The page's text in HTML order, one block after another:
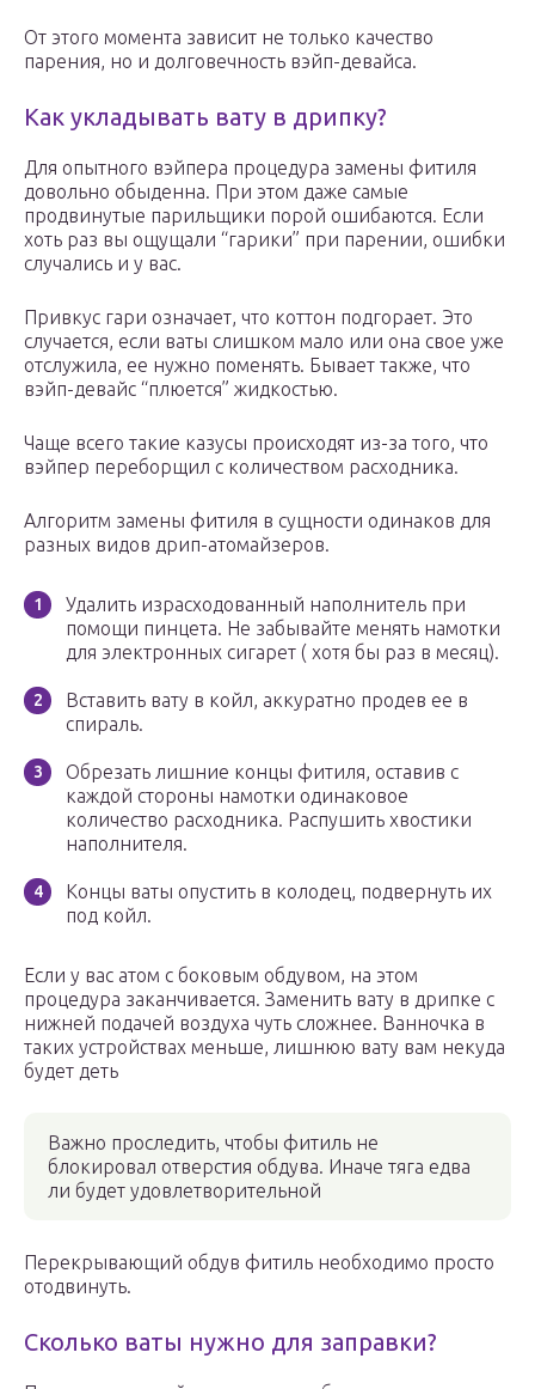
От этого момента зависит не только качество
парения, но и долговечность вэйп-девайса.
Как укладывать вату в дрипку?
Для опытного вэйпера процедура замены фитиля
довольно обыденна. При этом даже самые
продвинутые парильщики порой ошибаются. Если
хоть раз вы ощущали “гарики” при парении, ошибки
случались и у вас.
Привкус гари означает, что коттон подгорает. Это
случается, если ваты слишком мало или она свое уже
отслужила, ее нужно поменять. Бывает также, что
вэйп-девайс “плюется” жидкостью.
Чаще всего такие казусы происходят из-за того, что
вэйпер переборщил с количеством расходника.
Алгоритм замены фитиля в сущности одинаков для
разных видов дрип-атомайзеров.
Удалить израсходованный наполнитель при
помощи пинцета. Не забывайте менять намотки
для электронных сигарет ( хотя бы раз в месяц).
Вставить вату в койл, аккуратно продев ее в
спираль.
Обрезать лишние концы фитиля, оставив с
каждой стороны намотки одинаковое
количество расходника. Распушить хвостики
наполнителя.
Концы ваты опустить в колодец, подвернуть их
под койл.
Если у вас атом с боковым обдувом, на этом
процедура заканчивается. Заменить вату в дрипке с
нижней подачей воздуха чуть сложнее. Ванночка в
таких устройствах меньше, лишнюю вату вам некуда
будет деть
Важно проследить, чтобы фитиль не
блокировал отверстия обдува. Иначе тяга едва
ли будет удовлетворительной
Перекрывающий обдув фитиль необходимо просто
отодвинуть.
Сколько ваты нужно для заправки?